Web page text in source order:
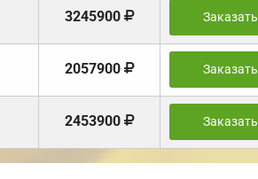
3245900 Заказать
2057900 Заказать
2453900 Заказать